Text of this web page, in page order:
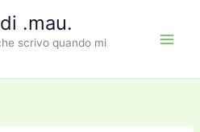
.mau.
scrivo quando mi